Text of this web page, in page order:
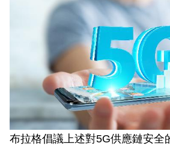
布拉格倡議上述對5G供應鏈安全